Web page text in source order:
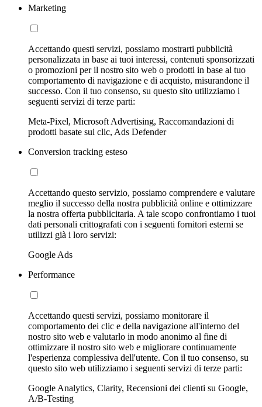
Marketing
Accettando questi servizi, possiamo mostrarti pubblicità
personalizzata in base ai tuoi interessi, contenuti sponsorizzati
o promozioni per il nostro sito web o prodotti in base al tuo
comportamento di navigazione e di acquisto, misurandone il
successo. Con il tuo consenso, su questo sito utilizziamo i
seguenti servizi di terze parti:
Meta-Pixel, Microsoft Advertising, Raccomandazioni di
prodotti basate sui clic, Ads Defender
Conversion tracking esteso
Accettando questo servizio, possiamo comprendere e valutare
meglio il successo della nostra pubblicità online e ottimizzare
la nostra offerta pubblicitaria. A tale scopo confrontiamo i tuoi
dati personali crittografati con i seguenti fornitori esterni se
utilizzi già i loro servizi:
Google Ads
Performance
Accettando questi servizi, possiamo monitorare il
comportamento dei clic e della navigazione all'interno del
nostro sito web e valutarlo in modo anonimo al fine di
ottimizzare il nostro sito web e migliorare continuamente
l'esperienza complessiva dell'utente. Con il tuo consenso, su
questo sito web utilizziamo i seguenti servizi di terze parti:
Google Analytics, Clarity, Recensioni dei clienti su Google,
A/B-Testing